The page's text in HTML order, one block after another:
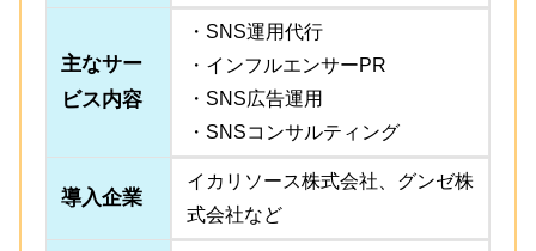
主なサー
ビス内容
・SNS運用代行
・インフルエンサーPR
・SNS広告運用
・SNSコンサルティング
導入企業
イカリソース株式会社、グンゼ株
式会社など